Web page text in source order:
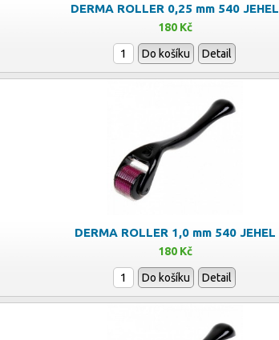
DERMA ROLLER 0,25 mm 540 JEHEL
180 Kč
Do košíku Detail
DERMA ROLLER 1,0 mm 540 JEHEL
180 Kč
Do košíku Detail